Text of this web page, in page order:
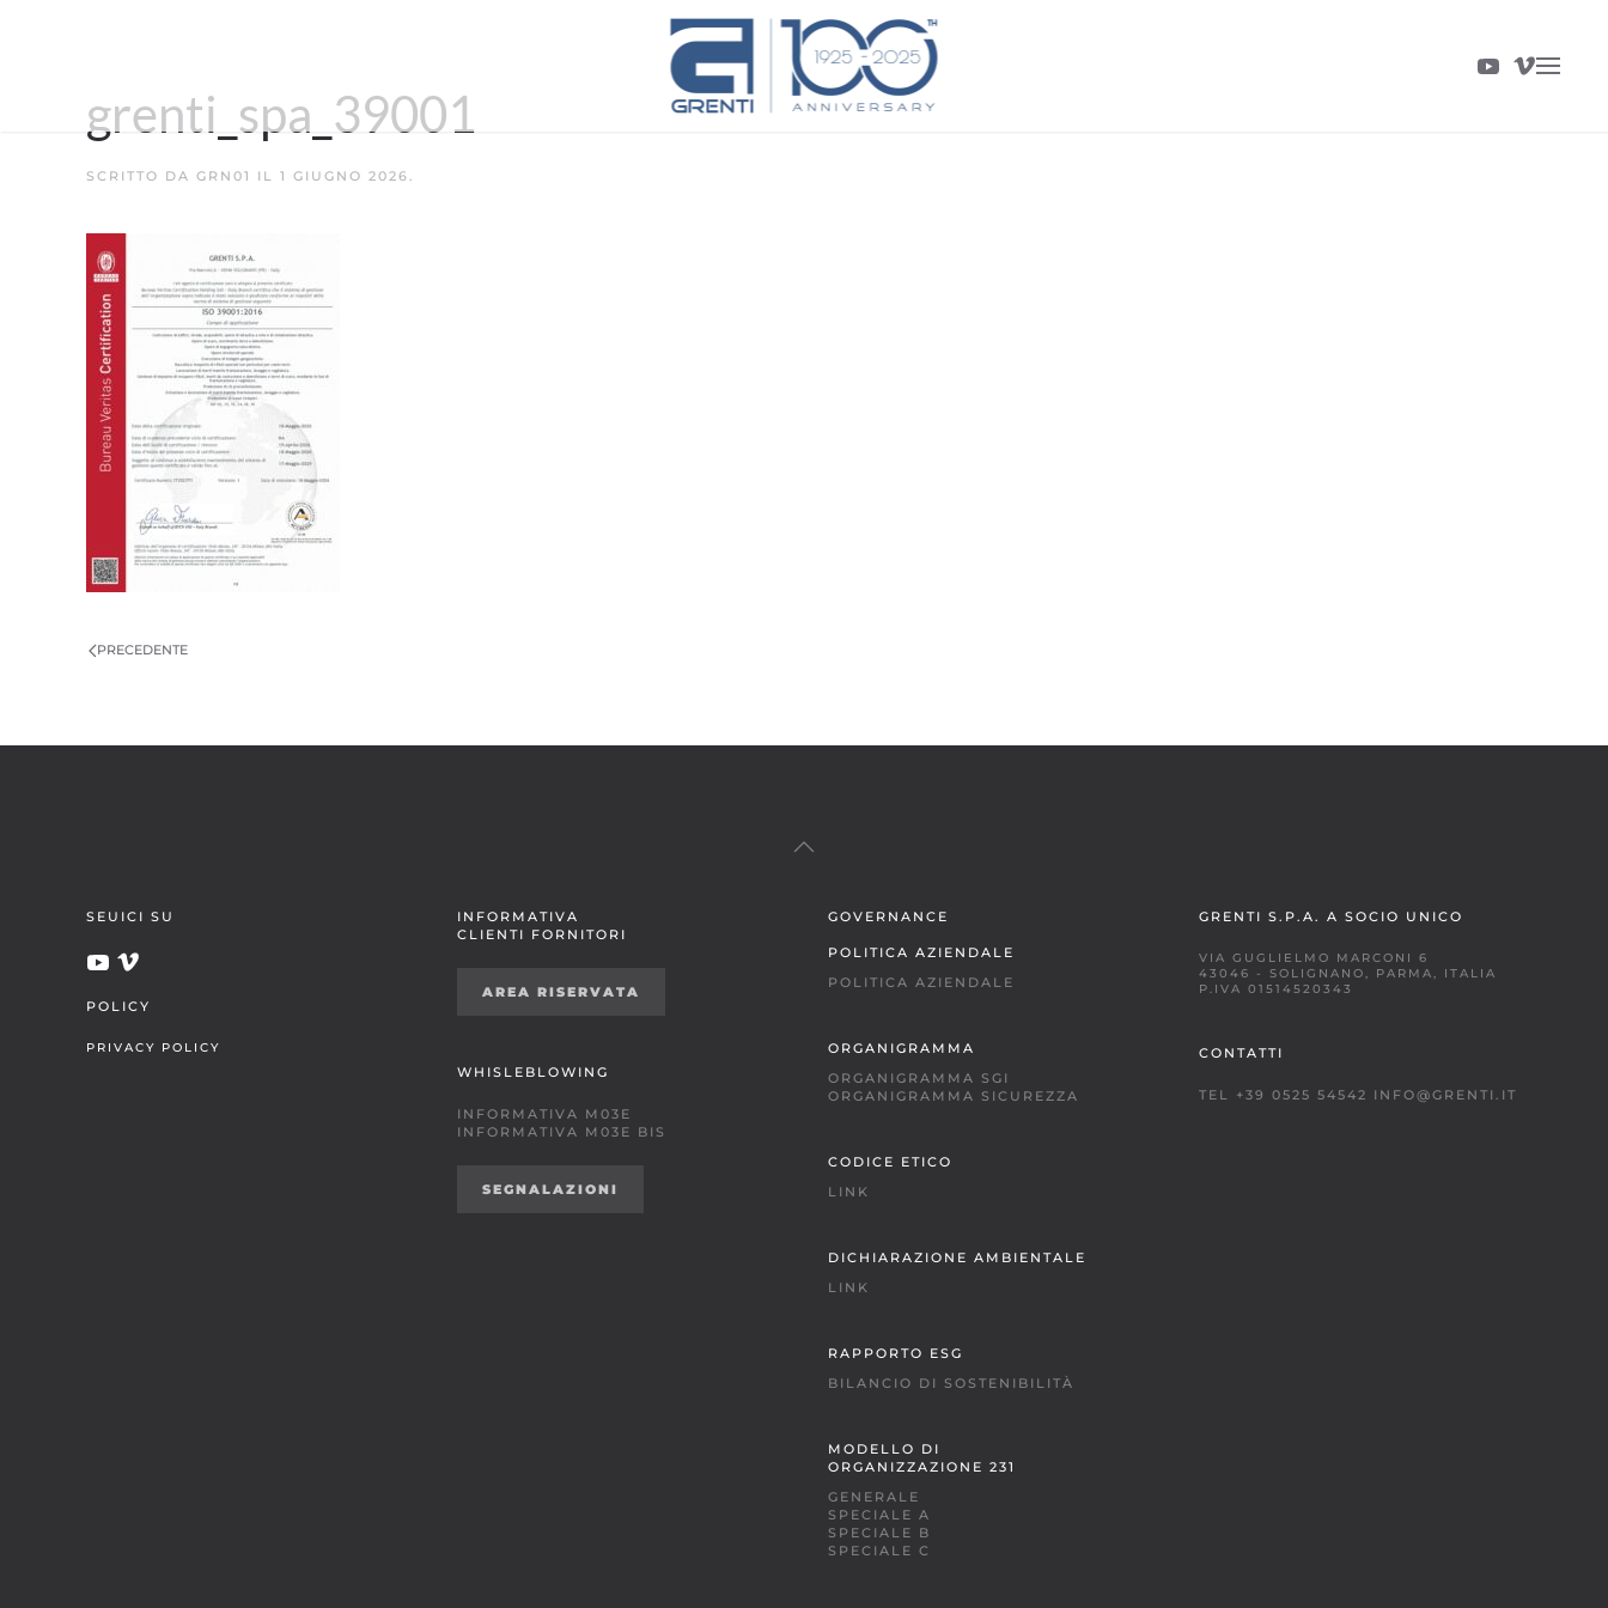
grenti_spa_39001
SCRITTO DA GRN01 IL 1 GIUGNO 2026.
PRECEDENTE
SEUICI SU
POLICY
PRIVACY POLICY
INFORMATIVA
CLIENTI FORNITORI
AREA RISERVATA
WHISLEBLOWING
INFORMATIVA M03E
INFORMATIVA M03E BIS
SEGNALAZIONI
GOVERNANCE
POLITICA AZIENDALE
POLITICA AZIENDALE
ORGANIGRAMMA
ORGANIGRAMMA SGI
ORGANIGRAMMA SICUREZZA
CODICE ETICO
LINK
DICHIARAZIONE AMBIENTALE
LINK
RAPPORTO ESG
BILANCIO DI SOSTENIBILITÀ
MODELLO DI
ORGANIZZAZIONE 231
GENERALE
SPECIALE A
SPECIALE B
SPECIALE C
GRENTI S.P.A. A SOCIO UNICO
VIA GUGLIELMO MARCONI 6
43046 - SOLIGNANO, PARMA, ITALIA
P.IVA 01514520343
CONTATTI
TEL +39 0525 54542 INFO@GRENTI.IT